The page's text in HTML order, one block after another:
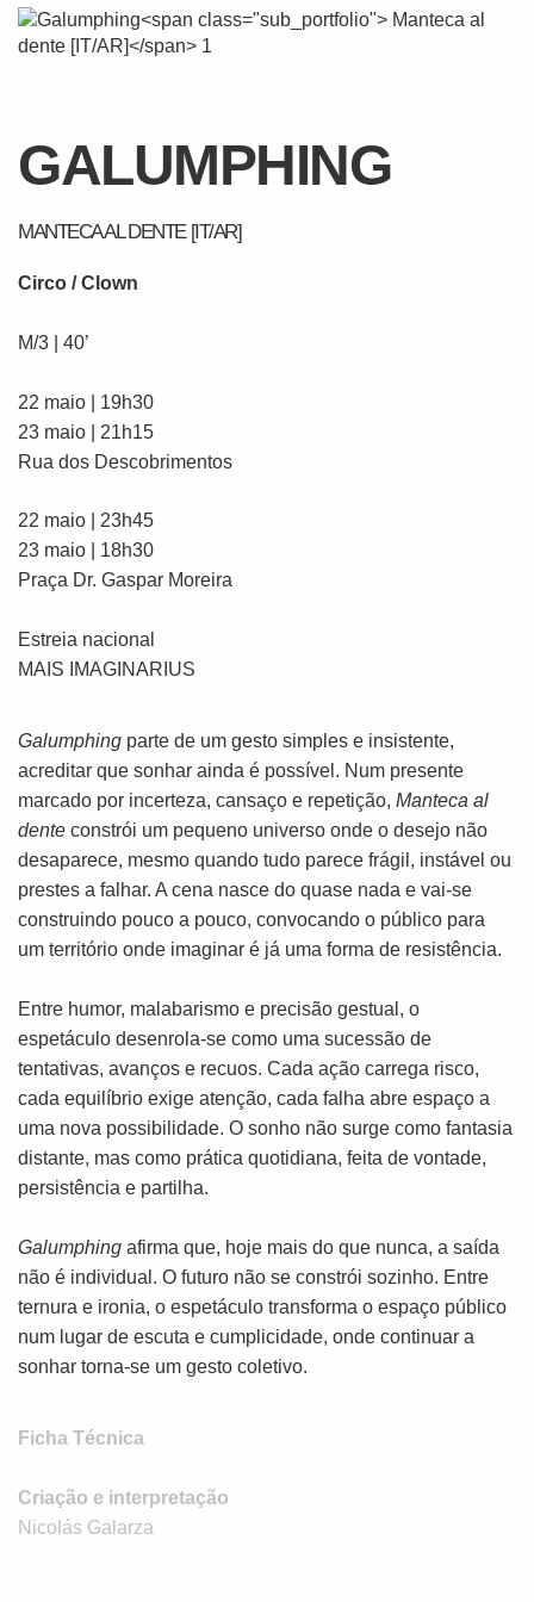
GALUMPHING
MANTECA AL DENTE [IT/AR]
Circo / Clown
M/3 | 40’
22 maio | 19h30
23 maio | 21h15
Rua dos Descobrimentos
22 maio | 23h45
23 maio | 18h30
Praça Dr. Gaspar Moreira
Estreia nacional
MAIS IMAGINARIUS
Galumphing parte de um gesto simples e insistente,
acreditar que sonhar ainda é possível. Num presente
marcado por incerteza, cansaço e repetição, Manteca al
dente constrói um pequeno universo onde o desejo não
desaparece, mesmo quando tudo parece frágil, instável ou
prestes a falhar. A cena nasce do quase nada e vai-se
construindo pouco a pouco, convocando o público para
um território onde imaginar é já uma forma de resistência.
Entre humor, malabarismo e precisão gestual, o
espetáculo desenrola-se como uma sucessão de
tentativas, avanços e recuos. Cada ação carrega risco,
cada equilíbrio exige atenção, cada falha abre espaço a
uma nova possibilidade. O sonho não surge como fantasia
distante, mas como prática quotidiana, feita de vontade,
persistência e partilha.
Galumphing afirma que, hoje mais do que nunca, a saída
não é individual. O futuro não se constrói sozinho. Entre
ternura e ironia, o espetáculo transforma o espaço público
num lugar de escuta e cumplicidade, onde continuar a
sonhar torna-se um gesto coletivo.
Ficha Técnica
Criação e interpretação
Nicolás Galarza